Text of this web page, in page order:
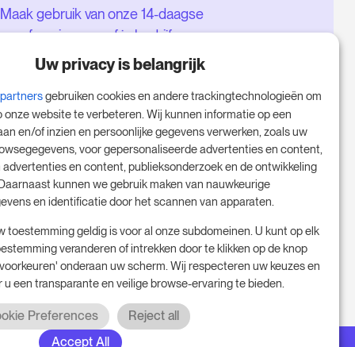
Maak gebruik van onze 14-daagse
proefversie en geef je bedrijf een
boost - zonder verplichtingen.
Boek een afspraak om je gratis
proefperiode van 14 dagen te
starten.
Start je gratis proefperiode
Plan je vergadering
Uw privacy is belangrijk
gebruiken cookies en andere trackingtechnologieën om
onze website te verbeteren. Wij kunnen informatie op een
en/of inzien en persoonlijke gegevens verwerken, zoals uw
voor gepersonaliseerde advertenties en content,
en content, publieksonderzoek en de ontwikkeling
kunnen we gebruik maken van nauwkeurige
en identificatie door het scannen van apparaten.
toestemming geldig is voor al onze subdomeinen. U kunt op elk
veranderen of intrekken door te klikken op de knop
onderaan uw scherm. Wij respecteren uw keuzes en
u een transparante en veilige browse-ervaring te bieden.
Preferences
Reject all
Accept All